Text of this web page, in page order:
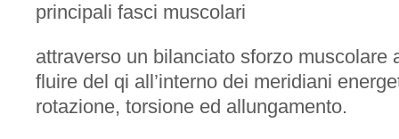
principali fasci muscolari
attraverso un bilanciato sforzo muscolare
fluire del qi all’interno dei meridiani
rotazione, torsione ed allungamento.